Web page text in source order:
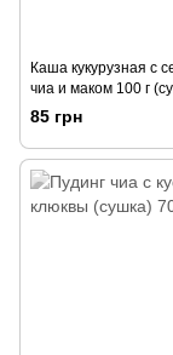
Каша кукурузная с
чиа и маком 100 г
85 грн